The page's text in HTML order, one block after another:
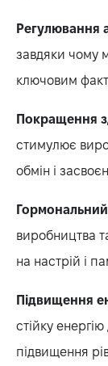
Регулювання
завдяки чому
ключовим
Покращення
стимулює
обмін і
виробництва
на настрій і
Підвищення
стійку
підвищення